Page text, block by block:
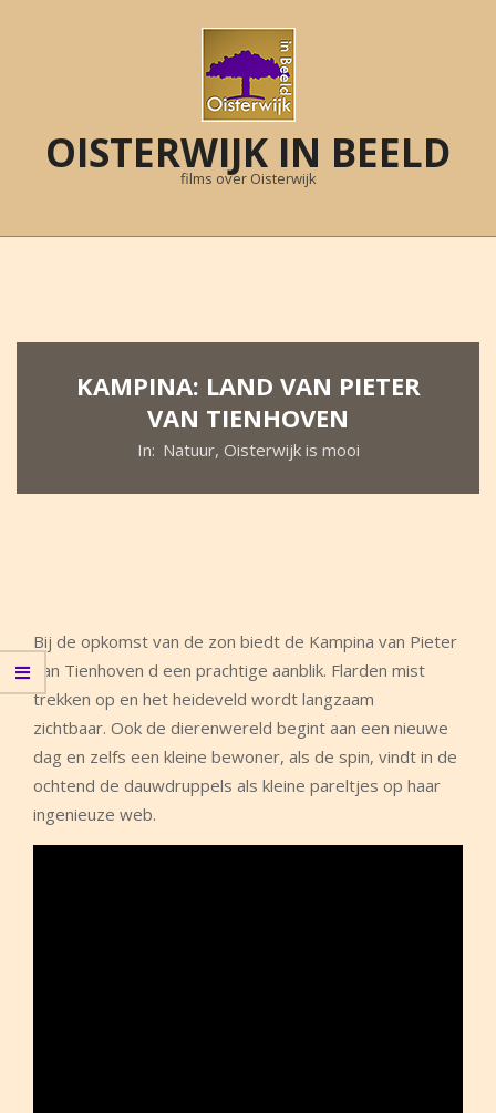
OISTERWIJK IN BEELD
films over Oisterwijk
Primary
KAMPINA: LAND VAN PIETER
VAN TIENHOVEN
In: Natuur, Oisterwijk is mooi
Bij de opkomst van de zon biedt de Kampina van Pieter
van Tienhoven d een prachtige aanblik. Flarden mist
trekken op en het heideveld wordt langzaam
zichtbaar. Ook de dierenwereld begint aan een nieuwe
dag en zelfs een kleine bewoner, als de spin, vindt in de
ochtend de dauwdruppels als kleine pareltjes op haar
ingenieuze web.